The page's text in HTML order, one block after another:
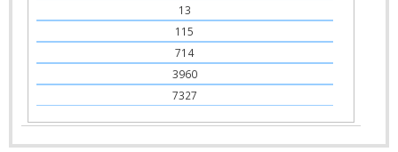
13
115
714
3960
7327